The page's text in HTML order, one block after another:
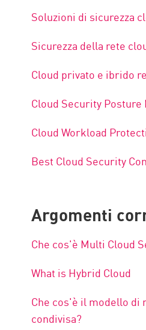
Soluzioni di sicurezza
Sicurezza della rete
Cloud privato e ibrido
Cloud Security Posture
Cloud Workload
Best Cloud Security
Argomenti
Che cos'è Multi Cloud
What is Hybrid Cloud
Che cos'è il modello di
condivisa?